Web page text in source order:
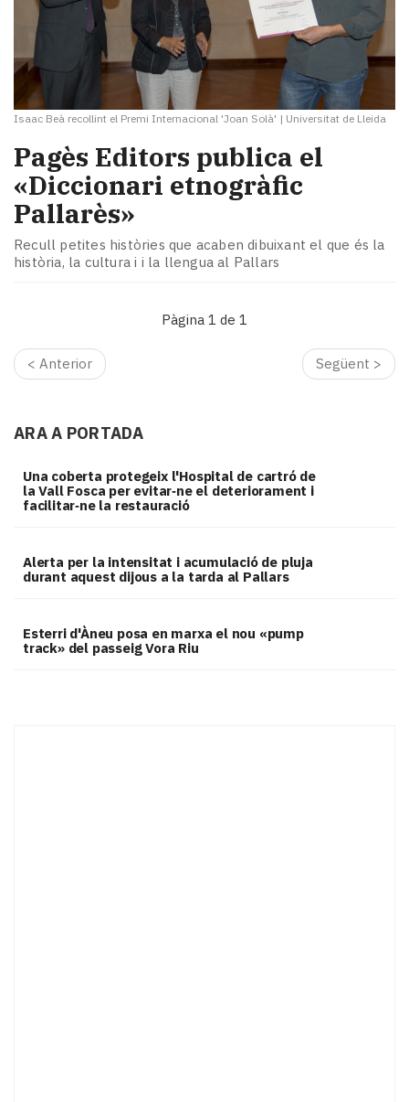
Isaac Beà recollint el Premi Internacional 'Joan Solà' | Universitat de Lleida
Pagès Editors publica el
«Diccionari etnogràfic
Pallarès»
Recull petites històries que acaben dibuixant el que és la
història, la cultura i i la llengua al Pallars
Pàgina 1 de 1
< Anterior Següent >
ARA A PORTADA
Una coberta protegeix l'Hospital de cartró de
la Vall Fosca per evitar‑ne el deteriorament i
facilitar‑ne la restauració
Alerta per la intensitat i acumulació de pluja
durant aquest dijous a la tarda al Pallars
Esterri d'Àneu posa en marxa el nou «pump
track» del passeig Vora Riu